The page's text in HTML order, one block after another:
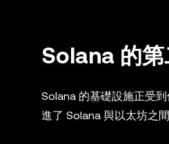
Solana 的
Solana 的基礎設施正受
進了 Solana 與以太坊之